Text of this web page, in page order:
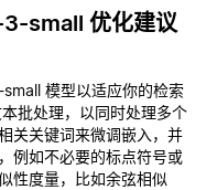
small 优化建议
模型以适应你的检索
批处理，以同时处理多个
关关键词来微调嵌入，并
例如不必要的标点符号或
性度量，比如余弦相似